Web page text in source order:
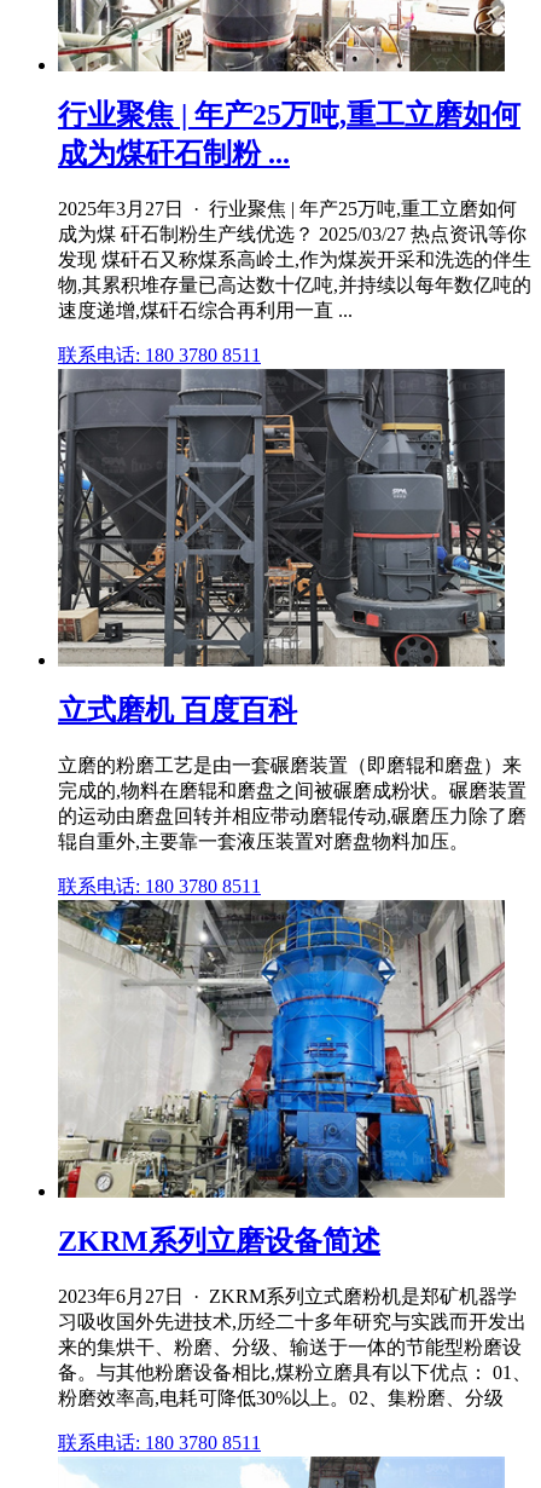
行业聚焦 | 年产25万吨,重工立磨如何
成为煤矸石制粉 ...
2025年3月27日 · 行业聚焦 | 年产25万吨,重工立磨如何
成为煤 矸石制粉生产线优选？ 2025/03/27 热点资讯等你
发现 煤矸石又称煤系高岭土,作为煤炭开采和洗选的伴生
物,其累积堆存量已高达数十亿吨,并持续以每年数亿吨的
速度递增,煤矸石综合再利用一直 ...
联系电话: 180 3780 8511
立式磨机 百度百科
立磨的粉磨工艺是由一套碾磨装置（即磨辊和磨盘）来
完成的,物料在磨辊和磨盘之间被碾磨成粉状。碾磨装置
的运动由磨盘回转并相应带动磨辊传动,碾磨压力除了磨
辊自重外,主要靠一套液压装置对磨盘物料加压。
联系电话: 180 3780 8511
ZKRM系列立磨设备简述
2023年6月27日 · ZKRM系列立式磨粉机是郑矿机器学
习吸收国外先进技术,历经二十多年研究与实践而开发出
来的集烘干、粉磨、分级、输送于一体的节能型粉磨设
备。与其他粉磨设备相比,煤粉立磨具有以下优点： 01、
粉磨效率高,电耗可降低30%以上。02、集粉磨、分级
联系电话: 180 3780 8511